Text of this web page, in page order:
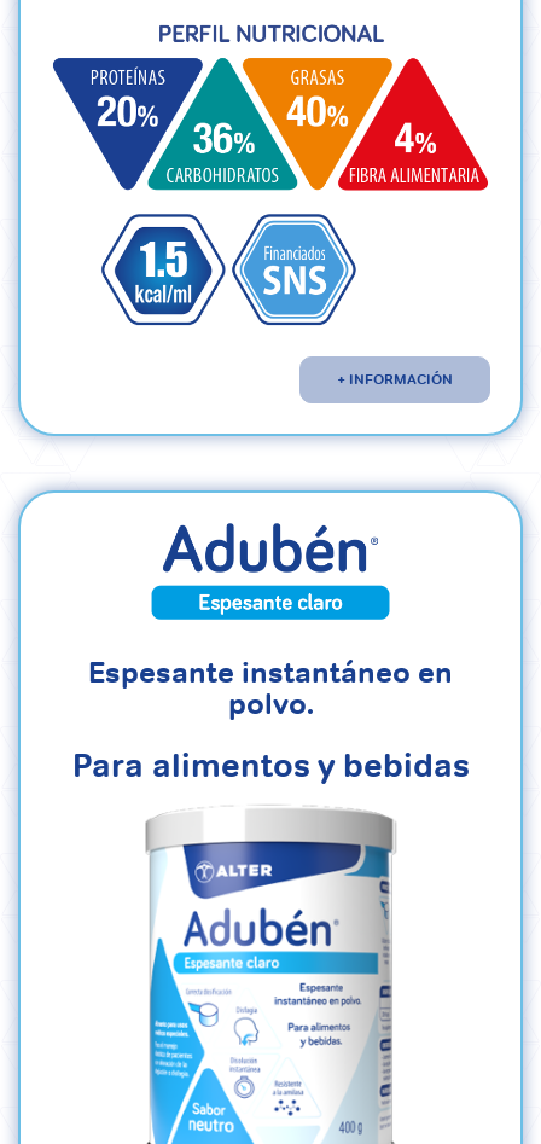
+ INFORMACIÓN
Espesante instantáneo en
polvo.
Para alimentos y bebidas